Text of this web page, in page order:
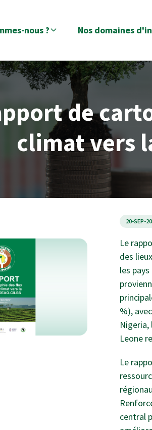
nous ? Nos domaines
de
climat vers
20-SEP-
Le
des
les
%),
Leone
Le
central